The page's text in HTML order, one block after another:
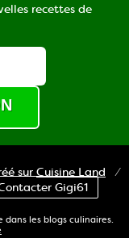
recettes de
sur Cuisine Land
⁄
Gigi61
les blogs culinaires.